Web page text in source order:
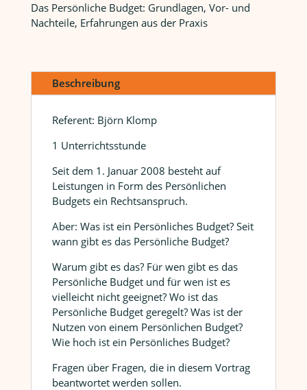
Menge
Das Persönliche Budget: Grundlagen, Vor- und
Nachteile, Erfahrungen aus der Praxis
Beschreibung
Referent: Björn Klomp
1 Unterrichtsstunde
Seit dem 1. Januar 2008 besteht auf
Leistungen in Form des Persönlichen
Budgets ein Rechtsanspruch.
Aber: Was ist ein Persönliches Budget? Seit
wann gibt es das Persönliche Budget?
Warum gibt es das? Für wen gibt es das
Persönliche Budget und für wen ist es
vielleicht nicht geeignet? Wo ist das
Persönliche Budget geregelt? Was ist der
Nutzen von einem Persönlichen Budget?
Wie hoch ist ein Persönliches Budget?
Fragen über Fragen, die in diesem Vortrag
beantwortet werden sollen.